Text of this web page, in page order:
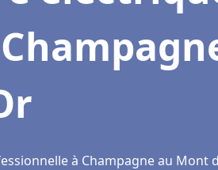
à Champagne au Mont